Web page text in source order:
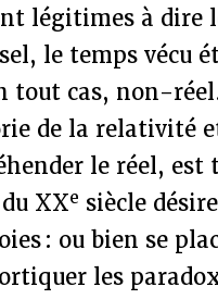
légitimes à dire
le temps vécu
cas, non-
de la relativité
le réel,
XXe siècle
: ou bien se
les